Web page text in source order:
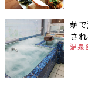
薪
さ
温泉